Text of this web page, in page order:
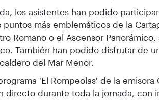
los asistentes han podido
puntos más emblemáticos de la
Romano o el Ascensor
También han podido disfrutar de
del Mar Menor.
'El Rompeolas' de la
directo durante toda la jornada, con